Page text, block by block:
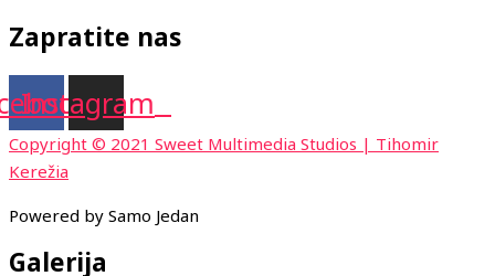
Zapratite nas
Instagram
Copyright © 2021 Sweet Multimedia Studios | Tihomir
Kerežia
Powered by Samo Jedan
Galerija